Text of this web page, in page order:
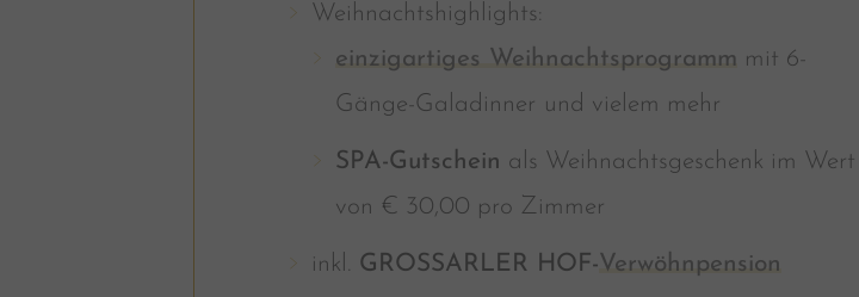
Weihnachtshighlights:
einzigartiges Weihnachtsprogramm mit 6-
Gänge-Galadinner und vielem mehr
SPA-Gutschein als Weihnachtsgeschenk im Wert
von € 30,00 pro Zimmer
inkl. GROSSARLER HOF-Verwöhnpension